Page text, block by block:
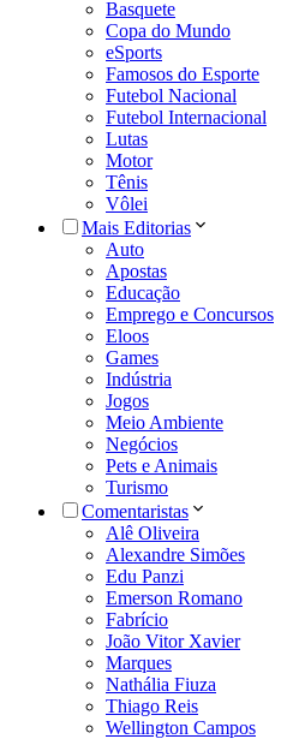
Basquete
Copa do Mundo
eSports
Famosos do Esporte
Futebol Nacional
Futebol Internacional
Lutas
Motor
Tênis
Vôlei
Mais Editorias
Auto
Apostas
Educação
Emprego e Concursos
Eloos
Games
Indústria
Jogos
Meio Ambiente
Negócios
Pets e Animais
Turismo
Comentaristas
Alê Oliveira
Alexandre Simões
Edu Panzi
Emerson Romano
Fabrício
João Vitor Xavier
Marques
Nathália Fiuza
Thiago Reis
Wellington Campos